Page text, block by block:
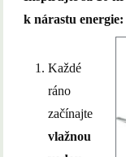
k nárastu energie:
Každé
ráno
začínajte
vlažnou